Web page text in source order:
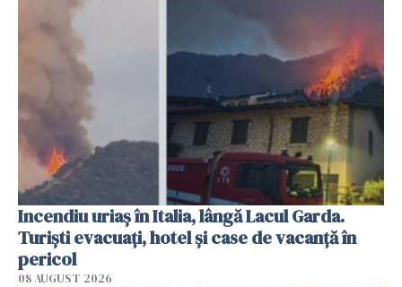
Incendiu uriaș în Italia, lângă Lacul Garda.
Turiști evacuați, hotel și case de vacanță în
pericol
08 AUGUST 2026